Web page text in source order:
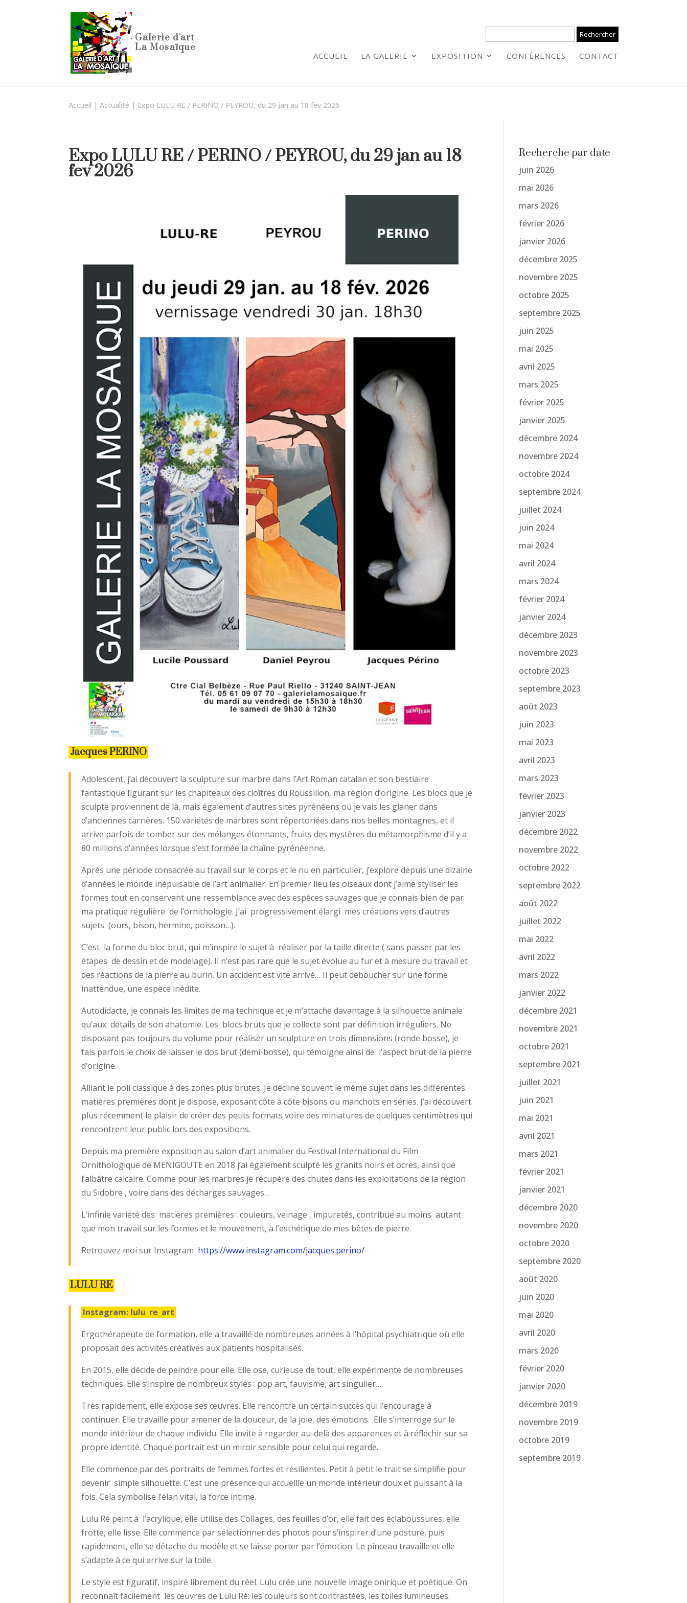
ACCUEIL LA GALERIE EXPOSITION CONFÉRENCES CONTACT
Accueil |Actualité | Expo LULU RE / PERINO / PEYROU, du 29 jan au 18 fev 2026
Expo LULU RE / PERINO / PEYROU, du 29 jan au 18
fev 2026
Jacques PERINO
Adolescent, j’ai découvert la sculpture sur marbre dans l’Art Roman catalan et son bestiaire
fantastique figurant sur les chapiteaux des cloîtres du Roussillon, ma région d’origine. Les blocs que je
sculpte proviennent de là, mais également d’autres sites pyrénéens où je vais les glaner dans
d’anciennes carrières. 150 variétés de marbres sont répertoriées dans nos belles montagnes, et il
arrive parfois de tomber sur des mélanges étonnants, fruits des mystères du métamorphisme d’il y a
80 millions d’années lorsque s’est formée la chaîne pyrénéenne.
Après une période consacrée au travail sur le corps et le nu en particulier, j’explore depuis une dizaine
d’années le monde inépuisable de l’art animalier. En premier lieu les oiseaux dont j’aime styliser les
formes tout en conservant une ressemblance avec des espèces sauvages que je connais bien de par
ma pratique régulière de l’ornithologie. J’ai progressivement élargi mes créations vers d’autres
sujets (ours, bison, hermine, poisson…).
C’est la forme du bloc brut, qui m’inspire le sujet à réaliser par la taille directe ( sans passer par les
étapes de dessin et de modelage). Il n’est pas rare que le sujet évolue au fur et à mesure du travail et
des réactions de la pierre au burin. Un accident est vite arrivé… Il peut déboucher sur une forme
inattendue, une espèce inédite.
Autodidacte, je connais les limites de ma technique et je m’attache davantage à la silhouette animale
qu’aux détails de son anatomie. Les blocs bruts que je collecte sont par définition irréguliers. Ne
disposant pas toujours du volume pour réaliser un sculpture en trois dimensions (ronde bosse), je
fais parfois le choix de laisser le dos brut (demi-bosse), qui témoigne ainsi de l’aspect brut de la pierre
d’origine.
Alliant le poli classique à des zones plus brutes. Je décline souvent le même sujet dans les différentes
matières premières dont je dispose, exposant côte à côte bisons ou manchots en séries. J’ai découvert
plus récemment le plaisir de créer des petits formats voire des miniatures de quelques centimètres qui
rencontrent leur public lors des expositions.
Depuis ma première exposition au salon d’art animalier du Festival International du Film
Ornithologique de MENIGOUTE en 2018 j’ai également sculpté les granits noirs et ocres, ainsi que
l’albâtre calcaire. Comme pour les marbres je récupère des chutes dans les exploitations de la région
du Sidobre , voire dans des décharges sauvages…
L’infinie variété des matières premières : couleurs, veinage , impuretés, contribue au moins autant
que mon travail sur les formes et le mouvement, a l’esthétique de mes bêtes de pierre.
Retrouvez moi sur Instagram https://www.instagram.com/jacques.perino/
LULU RE
Instagram: lulu_re_art
Ergothérapeute de formation, elle a travaillé de nombreuses années à l’hôpital psychiatrique où elle
proposait des activités créatives aux patients hospitalisés.
En 2015, elle décide de peindre pour elle. Elle ose, curieuse de tout, elle expérimente de nombreuses
techniques. Elle s’inspire de nombreux styles : pop art, fauvisme, art singulier…
Très rapidement, elle expose ses œuvres. Elle rencontre un certain succès qui l’encourage à
continuer. Elle travaille pour amener de la douceur, de la joie, des émotions. Elle s’interroge sur le
monde intérieur de chaque individu. Elle invite à regarder au-delà des apparences et à réfléchir sur sa
propre identité. Chaque portrait est un miroir sensible pour celui qui regarde.
Elle commence par des portraits de femmes fortes et résilientes. Petit à petit le trait se simplifie pour
devenir simple silhouette. C’est une présence qui accueille un monde intérieur doux et puissant à la
fois. Cela symbolise l’élan vital, la force intime.
Lulu Ré peint à l’acrylique, elle utilise des Collages, des feuilles d’or, elle fait des éclaboussures, elle
frotte, elle lisse. Elle commence par sélectionner des photos pour s’inspirer d’une posture, puis
rapidement, elle se détache du modèle et se laisse porter par l’émotion. Le pinceau travaille et elle
s’adapte à ce qui arrive sur la toile.
Le style est figuratif, inspiré librement du réel. Lulu crée une nouvelle image onirique et poétique. On
reconnaît facilement les œuvres de Lulu Ré: les couleurs sont contrastées, les toiles lumineuses.
Recherche par date
juin 2026
mai 2026
mars 2026
février 2026
janvier 2026
décembre 2025
novembre 2025
octobre 2025
septembre 2025
juin 2025
mai 2025
avril 2025
mars 2025
février 2025
janvier 2025
décembre 2024
novembre 2024
octobre 2024
septembre 2024
juillet 2024
juin 2024
mai 2024
avril 2024
mars 2024
février 2024
janvier 2024
décembre 2023
novembre 2023
octobre 2023
septembre 2023
août 2023
juin 2023
mai 2023
avril 2023
mars 2023
février 2023
janvier 2023
décembre 2022
novembre 2022
octobre 2022
septembre 2022
août 2022
juillet 2022
mai 2022
avril 2022
mars 2022
janvier 2022
décembre 2021
novembre 2021
octobre 2021
septembre 2021
juillet 2021
juin 2021
mai 2021
avril 2021
mars 2021
février 2021
janvier 2021
décembre 2020
novembre 2020
octobre 2020
septembre 2020
août 2020
juin 2020
mai 2020
avril 2020
mars 2020
février 2020
janvier 2020
décembre 2019
novembre 2019
octobre 2019
septembre 2019